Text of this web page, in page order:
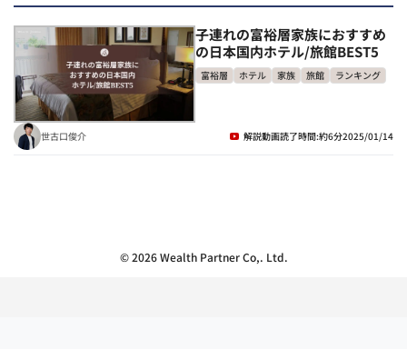
子連れの富裕層家族におすすめ
の日本国内ホテル/旅館BEST5
富裕層 ホテル 家族 旅館 ランキング
世古口俊介 解説動画読了時間:約6分2025/01/14
© 2026 Wealth Partner Co,. Ltd.